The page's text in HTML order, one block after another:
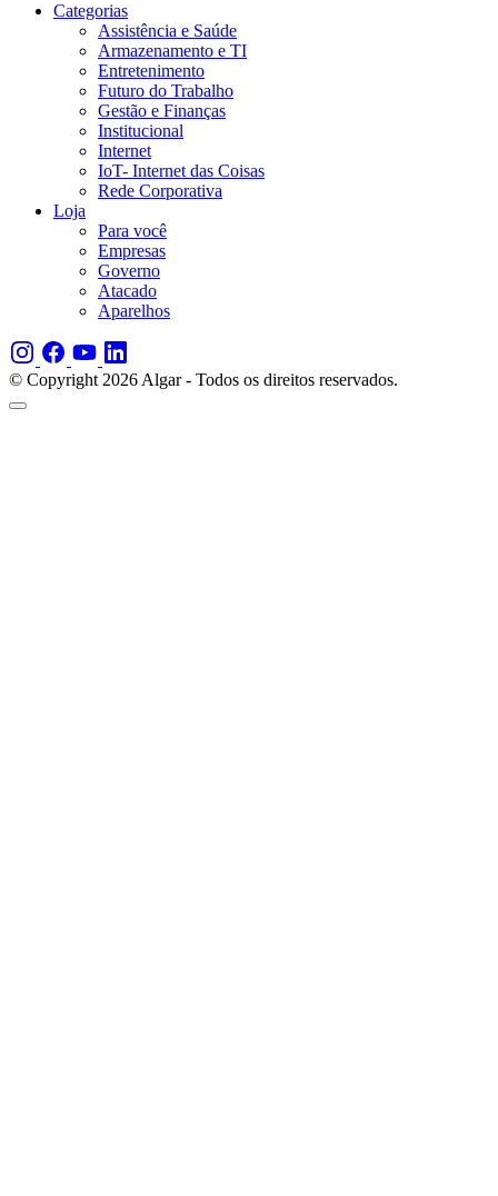
Categorias
Assistência e Saúde
Armazenamento e TI
Entretenimento
Futuro do Trabalho
Gestão e Finanças
Institucional
Internet
IoT- Internet das Coisas
Rede Corporativa
Loja
Para você
Empresas
Governo
Atacado
Aparelhos
© Copyright 2026 Algar - Todos os direitos reservados.